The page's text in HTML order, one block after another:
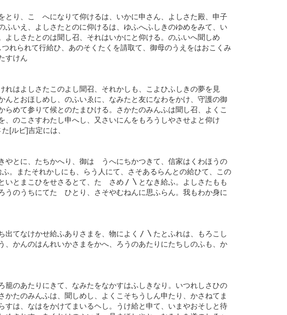
り、こゝへになりて仰けるは、いかに申さん、よしさた殿、申子
いえ、よしさたとのに仰けるは、ゆふへふしきのゆめをみて、い
しさたとのは聞し召、それはいかにと仰ける。のふいへ聞しめ
れられて行給ひ、あのそくたくを請取て、御母のうえをはおこくみ
すけん
はよしさたこのよし聞召、それかしも、こよひふしきの夢を見
とおほしめし、のふいゑに、なみたと友になわをかけ、守護の御
めて参りて候とのたまひける。さかたのみんふは聞し召、よくこ
のこさすわたし申へし、又さいにんをもろうしやさせよと仰け
[ルビ]吉定には、
とに、たちかへり、御はゝうへにちかつきて、信家はくわほうの
。またそれかしにも、らう人にて、さそあるらんとの給ひて、この
とまこひをせさるとて、たゝさめ〳〵となき給ふ。よしさたもも
のうちにてたゝひとり、さそやむねんに思ふらん。我もわか身に
てなけかせ給ふありさまを、物によく〳〵たとふれは、もろこし
かんのはんれいかさまをかへ、ろうのあたりにたちしのふも、か
のあたりにきて、なみたをなかすはふしきなり。いつれしさひの
たのみんふは、聞しめし、よくこそちうしん申たり、かさねてま
は、なはをかけてまいるヘし。うけ給と申て、いまやおそしと待